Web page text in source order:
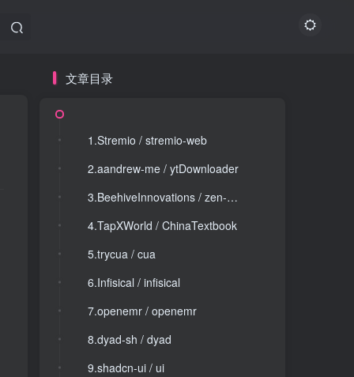
文章目录
1.Stremio / stremio-web
2.aandrew-me / ytDownloader
3.BeehiveInnovations / zen-mcp-server
4.TapXWorld / ChinaTextbook
5.trycua / cua
6.Infisical / infisical
7.openemr / openemr
8.dyad-sh / dyad
9.shadcn-ui / ui
文章目录
1.Stremio / stremio-web
2.aandrew-me / ytDownloader
3.BeehiveInnovations / zen-mcp-server
4.TapXWorld / ChinaTextbook
5.trycua / cua
6.Infisical / infisical
7.openemr / openemr
8.dyad-sh / dyad
9.shadcn-ui / ui